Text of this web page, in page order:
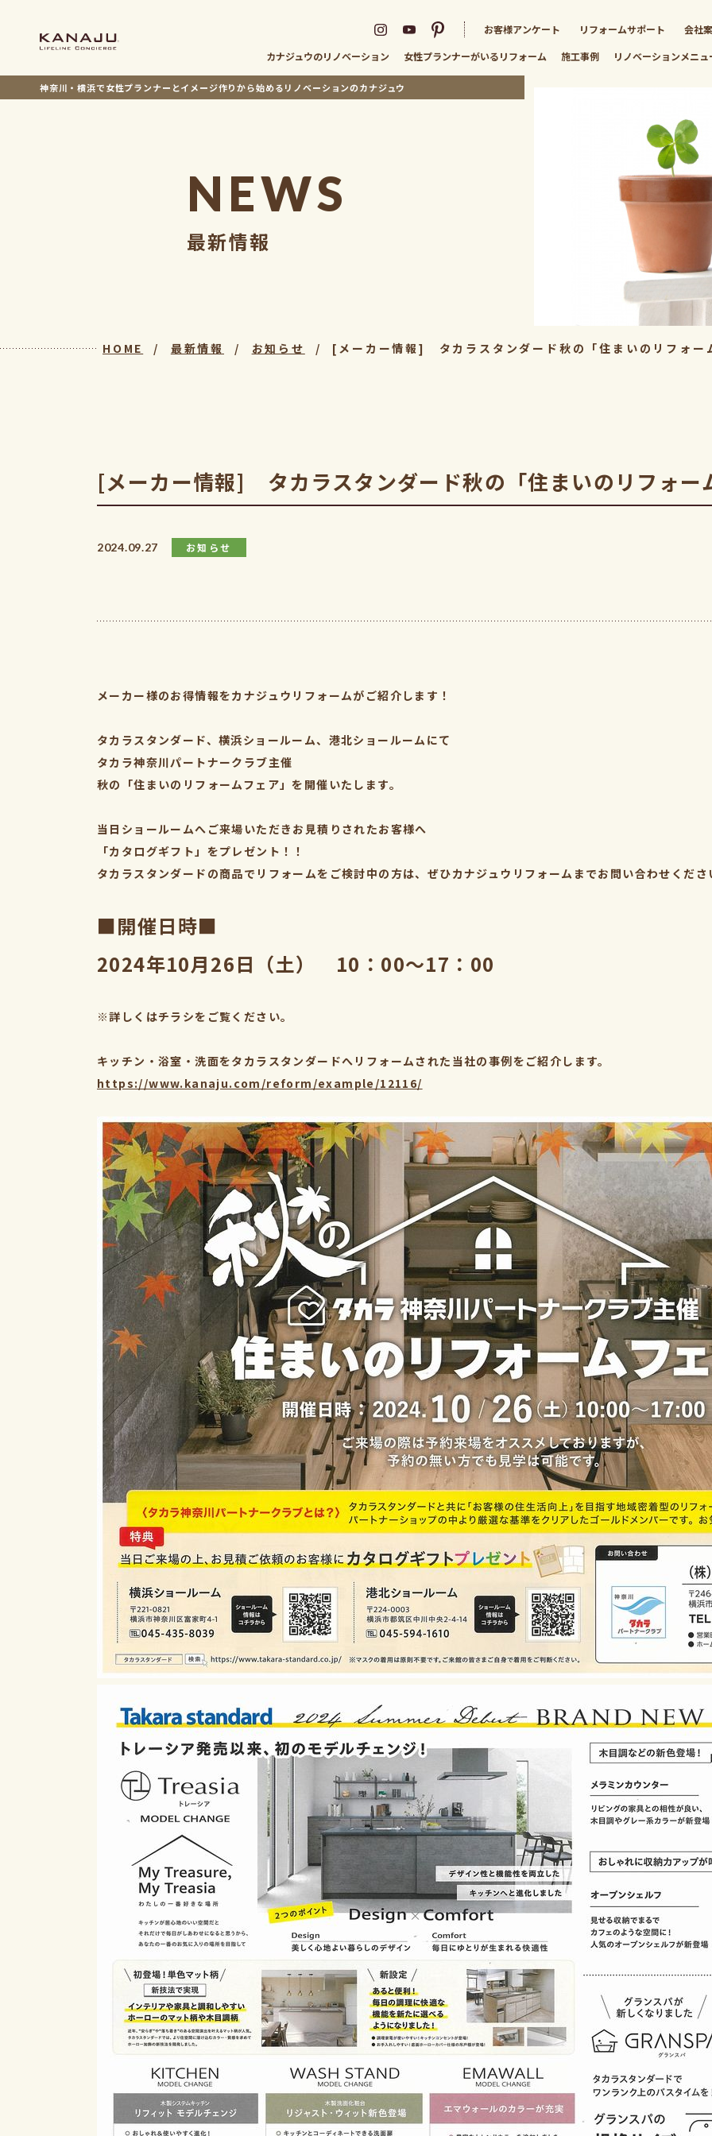
神奈川・横浜で女性プランナーとイメージ作りから始めるリノベーションのカナジュウ
カナジュウのリノベーション 女性プランナーがいるリフォーム 施工事例 リノベーションメニュ
お客様アンケート リフォームサポート 会社
NEWS
最新情報
HOME 最新情報 お知らせ [メーカー情報] タカラスタンダード秋の「住まいのリフォー
[メーカー情報] タカラスタンダード秋の「住まいのリフォー
2024.09.27 お知らせ
メーカー様のお得情報をカナジュウリフォームがご紹介します！
タカラスタンダード、横浜ショールーム、港北ショールームにて
タカラ神奈川パートナークラブ主催
秋の「住まいのリフォームフェア」を開催いたします。
当日ショールームへご来場いただきお見積りされたお客様へ
「カタログギフト」をプレゼント！！
タカラスタンダードの商品でリフォームをご検討中の方は、ぜひカナジュウリフォームまでお問い合わせくださ
■開催日時■
2024年10月26日（土） 10：00～17：00
※詳しくはチラシをご覧ください。
キッチン・浴室・洗面をタカラスタンダードへリフォームされた当社の事例をご紹介します。
https://www.kanaju.com/reform/example/12116/